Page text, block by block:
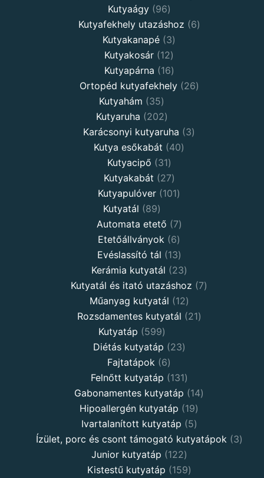
Kutyaágy
96
Kutyafekhely utazáshoz
6
Kutyakanapé 3
Kutyakosár 12
Kutyapárna
16
Ortopéd kutyafekhely
26
Kutyahám
35
Kutyaruha
202
Karácsonyi kutyaruha
3
Kutya esőkabát
40
Kutyacipő
31
Kutyakabát
27
Kutyapulóver 101
Kutyatál
89
Automata etető
7
Etetőállványok
6
Evéslassító tál
13
Kerámia kutyatál
23
Kutyatál és itató utazáshoz
7
Műanyag kutyatál
12
Rozsdamentes kutyatál
21
Kutyatáp
599
Diétás kutyatáp
23
Fajtatápok
6
Felnőtt kutyatáp
131
Gabonamentes kutyatáp
14
Hipoallergén kutyatáp
19
Ivartalanított kutyatáp
5
Ízület, porc és csont támogató kutyatápok
3
Junior kutyatáp
122
Kistestű kutyatáp
159